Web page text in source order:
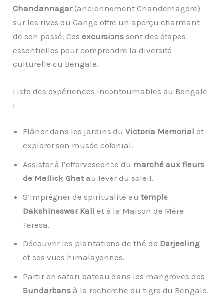
Chandannagar(anciennement Chandernagore)
sur les rives du Gange offre un aperçu charmant
de son passé. Cesexcursions sont des étapes
essentielles pour comprendre la diversité
culturelle du Bengale.
Liste des expériences incontournables au Bengale
:
Flâner dans les jardins duVictoria Memorial et
explorer son musée colonial.
Assister à l’effervescence du marché aux fleurs
de Mallick Ghatau lever du soleil.
S’imprégner de spiritualité autemple
Dakshineswar Kali et à la Maison de Mère
Teresa.
Découvrir les plantations de thé de Darjeeling
et ses vues himalayennes.
Partir en safari bateau dans les mangroves des
Sundarbans à la recherche du tigre du Bengale.